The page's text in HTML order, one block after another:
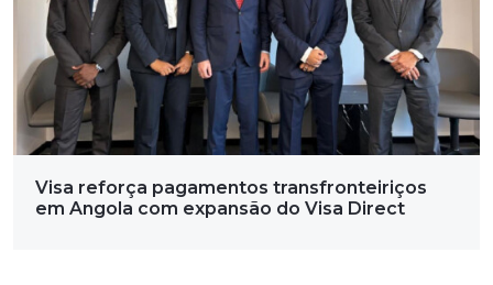
Visa reforça pagamentos transfronteiriços
em Angola com expansão do Visa Direct